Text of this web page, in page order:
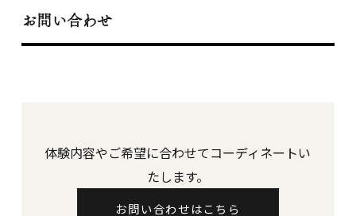
お問い合わせ
体験内容やご希望に合わせてコーディネートい
たします。
お問い合わせはこちら